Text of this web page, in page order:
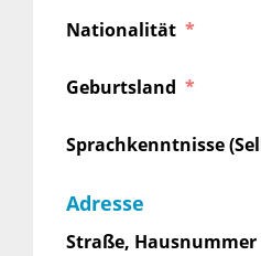
Nationalität
Geburtsland
Sprachkenntnisse
Adresse
Straße, Hausnummer